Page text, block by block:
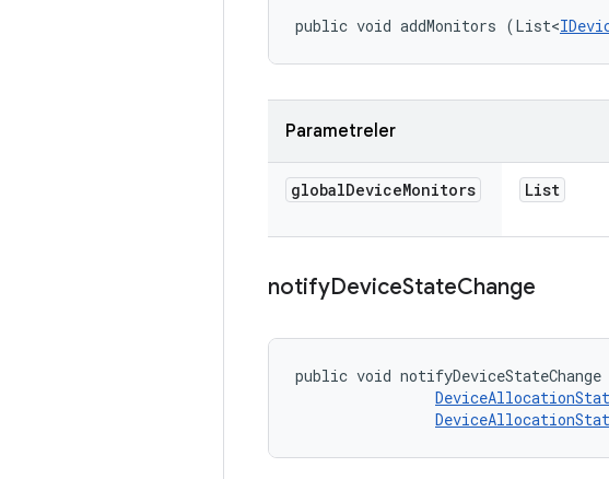
public void addMonitors (List<
Parametreler
globalDeviceMonitors List
notifyDeviceStateChange
public void